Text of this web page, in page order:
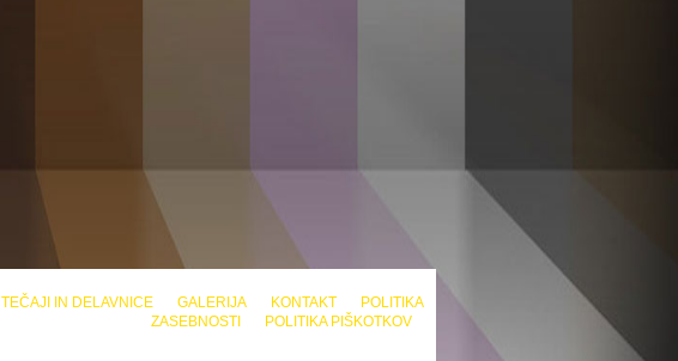
TEČAJI IN DELAVNICE GALERIJA KONTAKT
POLITIKA
ZASEBNOSTI
POLITIKA PIŠKOTKOV